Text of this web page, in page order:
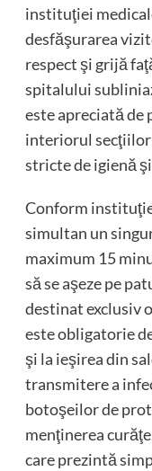
instituţiei
desfăşurarea
respect şi grijă
spitalului
este apreciată de
interiorul
stricte de igienă
Conform
simultan un
maximum 15
să se aşeze pe
destinat exclusiv
este obligatorie
şi la ieşirea din
transmitere a
botoşeilor de
menţinerea
care prezintă